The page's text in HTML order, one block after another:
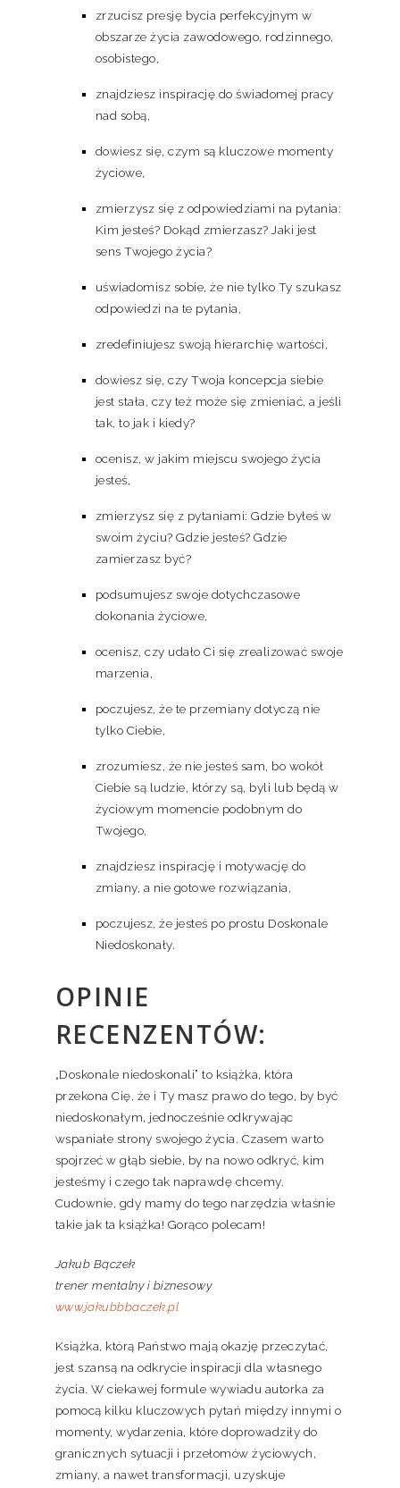
zrzucisz presję bycia perfekcyjnym w
obszarze życia zawodowego, rodzinnego,
osobistego,
znajdziesz inspirację do świadomej pracy
nad sobą,
dowiesz się, czym są kluczowe momenty
życiowe,
zmierzysz się z odpowiedziami na pytania:
Kim jesteś? Dokąd zmierzasz? Jaki jest
sens Twojego życia?
uświadomisz sobie, że nie tylko Ty szukasz
odpowiedzi na te pytania,
zredefiniujesz swoją hierarchię wartości,
dowiesz się, czy Twoja koncepcja siebie
jest stała, czy też może się zmieniać, a jeśli
tak, to jak i kiedy?
ocenisz, w jakim miejscu swojego życia
jesteś,
zmierzysz się z pytaniami: Gdzie byłeś w
swoim życiu? Gdzie jesteś? Gdzie
zamierzasz być?
podsumujesz swoje dotychczasowe
dokonania życiowe,
ocenisz, czy udało Ci się zrealizować swoje
marzenia,
poczujesz, że te przemiany dotyczą nie
tylko Ciebie,
zrozumiesz, że nie jesteś sam, bo wokół
Ciebie są ludzie, którzy są, byli lub będą w
życiowym momencie podobnym do
Twojego,
znajdziesz inspirację i motywację do
zmiany, a nie gotowe rozwiązania,
poczujesz, że jesteś po prostu Doskonale
Niedoskonały.
OPINIE
RECENZENTÓW:
„Doskonale niedoskonali” to książka, która
przekona Cię, że i Ty masz prawo do tego, by być
niedoskonałym, jednocześnie odkrywając
wspaniałe strony swojego życia. Czasem warto
spojrzeć w głąb siebie, by na nowo odkryć, kim
jesteśmy i czego tak naprawdę chcemy.
Cudownie, gdy mamy do tego narzędzia właśnie
takie jak ta książka! Gorąco polecam!
Jakub Bączek
trener mentalny i biznesowy
www.jakubbbaczek.pl
Książka, którą Państwo mają okazję przeczytać,
jest szansą na odkrycie inspiracji dla własnego
życia. W ciekawej formule wywiadu autorka za
pomocą kilku kluczowych pytań między innymi o
momenty, wydarzenia, które doprowadziły do
granicznych sytuacji i przełomów życiowych,
zmiany, a nawet transformacji, uzyskuje